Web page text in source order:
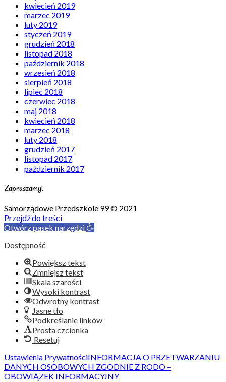
kwiecień 2019
marzec 2019
luty 2019
styczeń 2019
grudzień 2018
listopad 2018
październik 2018
wrzesień 2018
sierpień 2018
lipiec 2018
czerwiec 2018
maj 2018
kwiecień 2018
marzec 2018
luty 2018
grudzień 2017
listopad 2017
październik 2017
Zapraszamy!
Samorządowe Przedszkole 99 © 2021
Przejdź do treści
Otwórz pasek narzędzi
Dostępność
Powiększ tekst
Zmniejsz tekst
Skala szarości
Wysoki kontrast
Odwrotny kontrast
Jasne tło
Podkreślanie linków
Prosta czcionka
Resetuj
Ustawienia PrywatnościINFORMACJA O PRZETWARZANIU
DANYCH OSOBOWYCH ZGODNIE Z RODO –
OBOWIĄZEK INFORMACYJNY